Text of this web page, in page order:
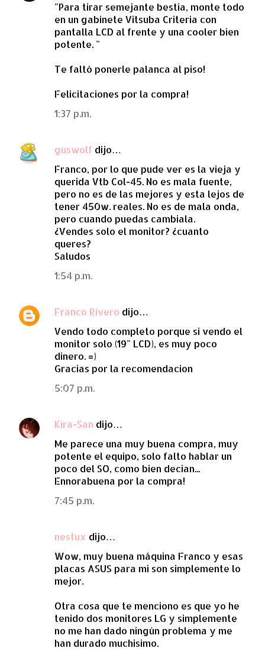
"Para tirar semejante bestia, monte todo
en un gabinete Vitsuba Criteria con
pantalla LCD al frente y una cooler bien
potente. "
Te faltó ponerle palanca al piso!
Felicitaciones por la compra!
1:37 p.m.
guswolf dijo…
Franco, por lo que pude ver es la vieja y
querida Vtb Col-45. No es mala fuente,
pero no es de las mejores y esta lejos de
tener 450w. reales. No es de mala onda,
pero cuando puedas cambiala.
¿Vendes solo el monitor? ¿cuanto
queres?
Saludos
1:54 p.m.
Franco Rivero dijo…
Vendo todo completo porque si vendo el
monitor solo (19" LCD), es muy poco
dinero. =)
Gracias por la recomendacion
5:07 p.m.
Kira-San dijo…
Me parece una muy buena compra, muy
potente el equipo, solo falto hablar un
poco del SO, como bien decian...
Ennorabuena por la compra!
7:45 p.m.
nestux dijo…
Wow, muy buena máquina Franco y esas
placas ASUS para mi son simplemente lo
mejor.
Otra cosa que te menciono es que yo he
tenido dos monitores LG y simplemente
no me han dado ningún problema y me
han durado muchisimo.